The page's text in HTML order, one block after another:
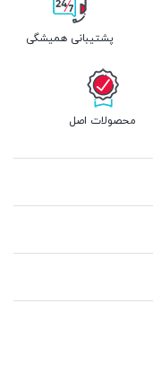
پشتیبانی همیشگی
محصولات اصل